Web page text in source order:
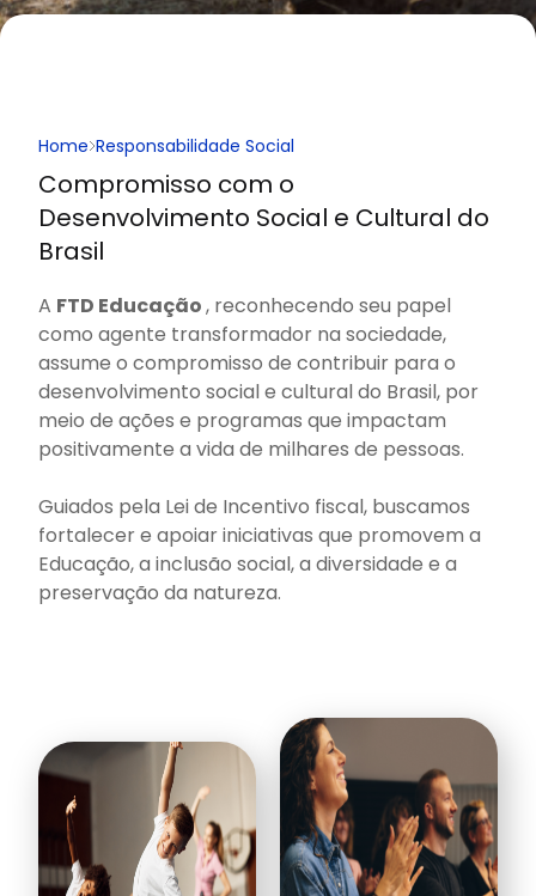
Home Responsabilidade Social
Compromisso com o
Desenvolvimento Social e Cultural do
Brasil
A FTD Educação, reconhecendo seu papel
como agente transformador na sociedade,
assume o compromisso de contribuir para o
desenvolvimento social e cultural do Brasil, por
meio de ações e programas que impactam
positivamente a vida de milhares de pessoas.
Guiados pela Lei de Incentivo fiscal, buscamos
fortalecer e apoiar iniciativas que promovem a
Educação, a inclusão social, a diversidade e a
preservação da natureza.